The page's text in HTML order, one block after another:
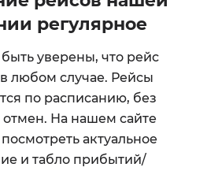
регулярное
уверены, что рейс
в любом случае. Рейсы
по расписанию, без
На нашем сайте
актуальное
и табло прибытий/